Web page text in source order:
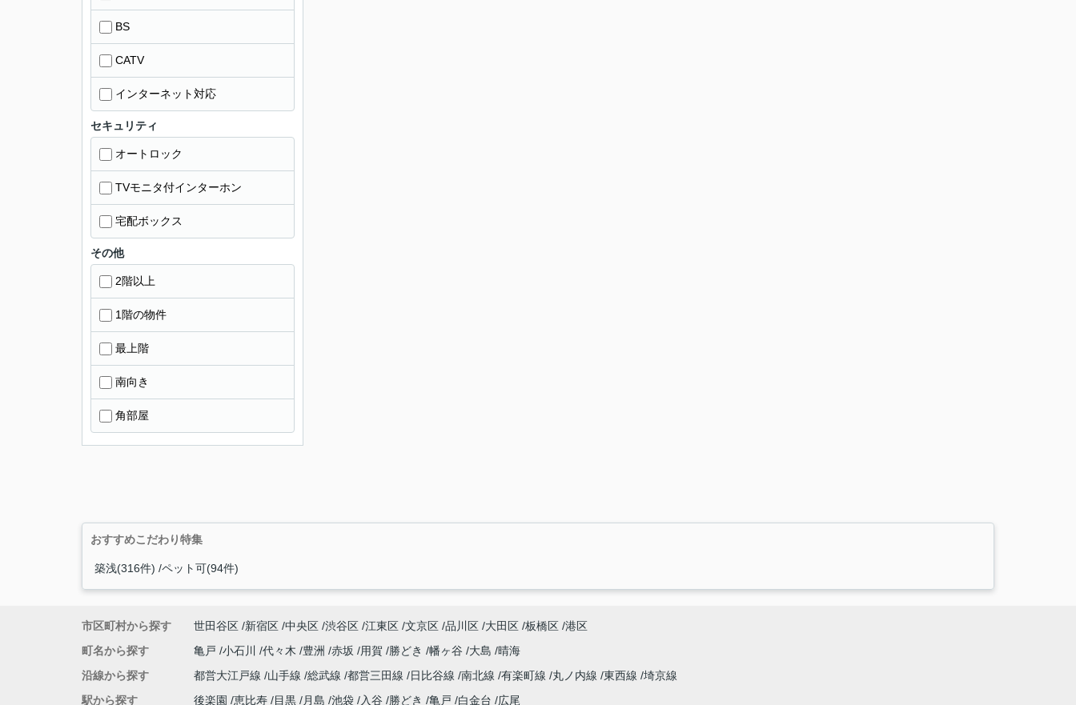
BS
CATV
インターネット対応
セキュリティ
オートロック
TVモニタ付インターホン
宅配ボックス
その他
2階以上
1階の物件
最上階
南向き
角部屋
おすすめこだわり特集
築浅(316件) ペット可(94件)
市区町村から探す 世田谷区 新宿区 中央区 渋谷区 江東区 文京区 品川区 大田区 板橋区 港区
町名から探す
亀戸 小石川 代々木 豊洲 赤坂 用賀 勝どき 幡ヶ谷 大島 晴海
沿線から探す
都営大江戸線 山手線 総武線 都営三田線 日比谷線 南北線 有楽町線 丸ノ内線 東西線 埼京線
駅から探す
後楽園 恵比寿 目黒 月島 池袋 入谷 勝どき 亀戸 白金台 広尾